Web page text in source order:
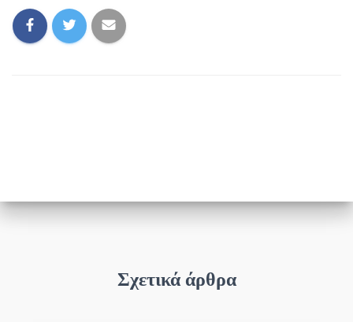
Σχετικά άρθρα